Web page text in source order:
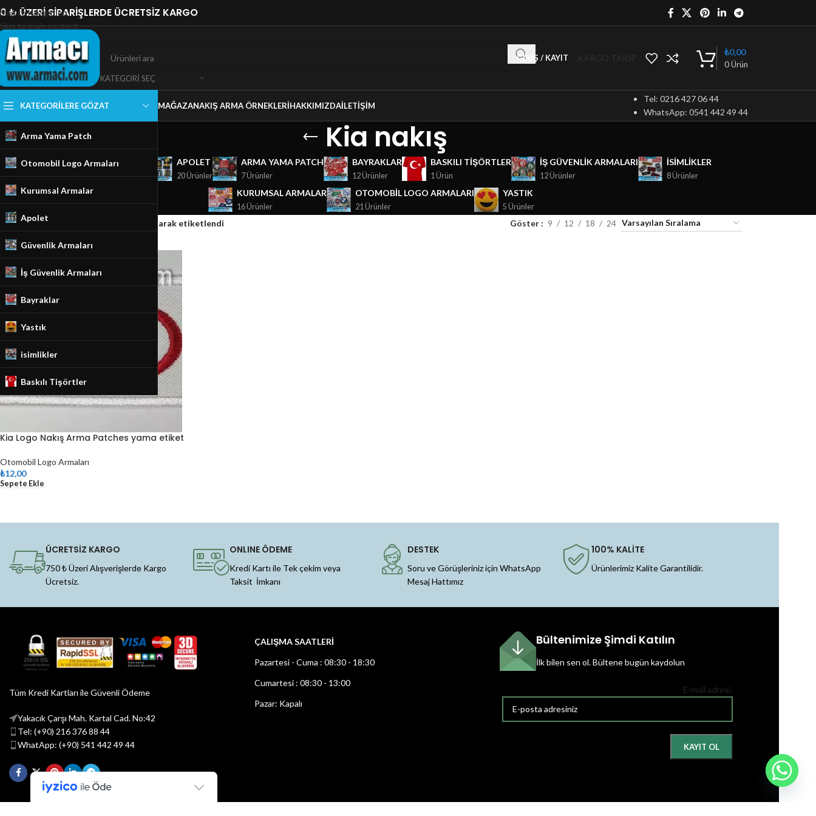
Skip to navigation
Skip to main content
₺ ÜZERİ SİPARİŞLERDE ÜCRETSİZ KARGO
KATEGORI SEÇ
GIRIŞ / KAYIT KARGO TAKİP
0Ürün
₺0,00
KATEGORILERE GÖZAT
Arma Yama Patch
Otomobil Logo Armaları
Kurumsal Armalar
Apolet
Güvenlik Armaları
İş Güvenlik Armaları
Bayraklar
Yastık
isimlikler
Baskılı Tişörtler
MAĞAZANAKIŞ ARMA ÖRNEKLERIHAKKIMIZDAİLETIŞIM
Tel: 0216 427 06 44
WhatsApp: 0541 442 49 44
Kia nakış
GÜVENLIK ARMALARI
18 Ürünler
APOLET
20 Ürünler
ARMA YAMA PATCH
7 Ürünler
BAYRAKLAR
12 Ürünler
BASKILI TIŞÖRTLER
1 Ürün
İŞ GÜVENLIK ARMALARI
12 Ürünler
ISIMLIKLER
8 Ürünler
KURUMSAL ARMALAR
16 Ürünler
OTOMOBIL LOGO ARMALARI
21 Ürünler
YASTIK
5 Ürünler
Ana Sayfa/Mağaza Ürünler “Kia nakış” olarak etiketlendi Göster 9 12 18 24
Kia Logo Nakış Arma Patches yama etiket
Otomobil Logo Armaları
₺12,00
Sepete Ekle
ÜCRETSİZ KARGO
750 ₺ Üzeri Alışverişlerde Kargo
Ücretsiz.
ONLINE ÖDEME
Kredi Kartı ile Tek çekim veya
Taksit İmkanı
DESTEK
Soru ve Görüşleriniz için WhatsApp
Mesaj Hattımız
100% KALİTE
Ürünlerimiz Kalite Garantilidir.
Tüm Kredi Kartları ile Güvenli Ödeme
Yakacık Çarşı Mah. Kartal Cad. No:42
Tel: (+90) 216 376 88 44
WhatApp: (+90) 541 442 49 44
ÇALIŞMA SAATLERİ
Pazartesi - Cuma : 08:30 - 18:30
Cumartesi : 08:30 - 13:00
Pazar: Kapalı
Bültenimize Şimdi Katılın
İlk bilen sen ol.Bültene bugün kaydolun
E-mail adresi: